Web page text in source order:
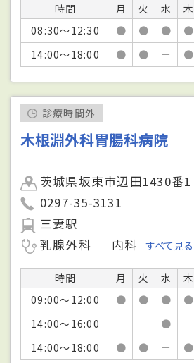
時間 月 火 水 木
08:30～12:30
● ● ● ●
14:00～18:00
● ● － ●
診療時間外
木根淵外科胃腸科病院
茨城県坂東市辺田1430番1
0297-35-3131
三妻駅
乳腺外科
内科 すべて見る
時間 月 火 水 木
09:00～12:00
● ● ● ●
14:00～16:00
－ － ● －
14:00～18:00
● ● － ●